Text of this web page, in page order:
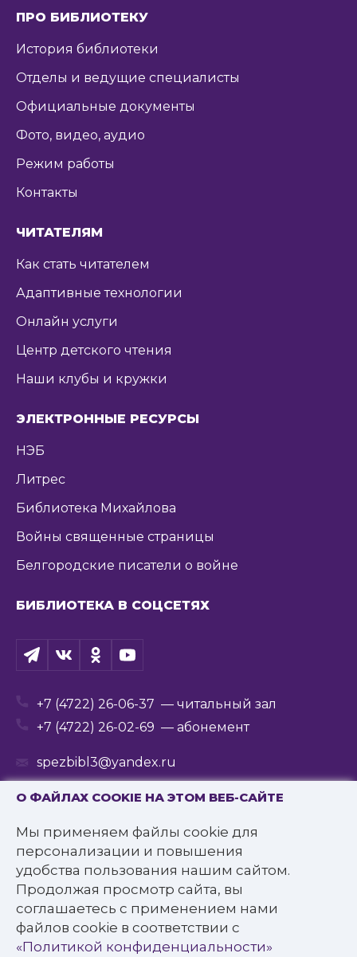
О ФАЙЛАХ COOKIE НА ЭТОМ ВЕБ-САЙТЕ
Мы применяем файлы cookie для
персонализации и повышения
удобства пользования нашим сайтом.
Продолжая просмотр сайта, вы
соглашаетесь с применением нами
файлов cookie в соответствии с
«Политикой конфиденциальности»
ПРО БИБЛИОТЕКУ
История библиотеки
Отделы и ведущие специалисты
Официальные документы
Фото, видео, аудио
Режим работы
Контакты
ЧИТАТЕЛЯМ
Как стать читателем
Адаптивные технологии
Онлайн услуги
Центр детского чтения
Наши клубы и кружки
ЭЛЕКТРОННЫЕ РЕСУРСЫ
НЭБ
Литрес
Библиотека Михайлова
Войны священные страницы
Белгородские писатели о войне
БИБЛИОТЕКА В СОЦСЕТЯХ
+7 (4722) 26-06-37 — читальный зал
+7 (4722) 26-02-69 — абонемент
spezbibl3@yandex.ru
© 2016—2022 Государственное бюджетное
учреждение культуры
«Белгородская государственная специальная
библиотека для слепых им. В.Я. Ерошенко».
Все права защищены.
Политика конфиденциальности